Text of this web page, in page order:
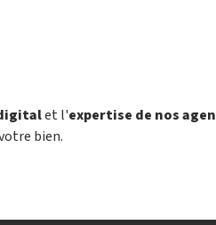
et l'expertise de nos
bien.